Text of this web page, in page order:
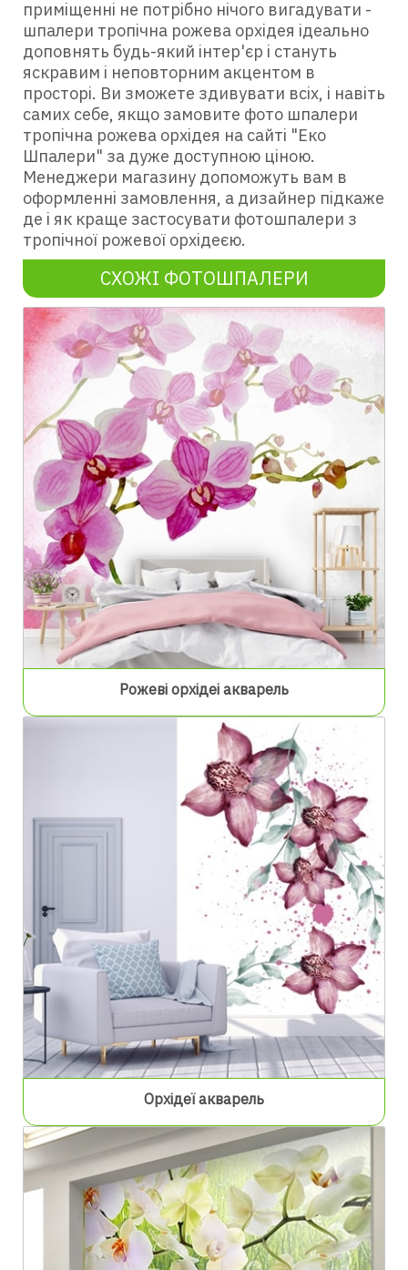
приміщенні не потрібно нічого вигадувати -
шпалери тропічна рожева орхідея ідеально
доповнять будь-який інтер'єр і стануть
яскравим і неповторним акцентом в
просторі. Ви зможете здивувати всіх, і навіть
самих себе, якщо замовите фото шпалери
тропічна рожева орхідея на сайті "Еко
Шпалери" за дуже доступною ціною.
Менеджери магазину допоможуть вам в
оформленні замовлення, а дизайнер підкаже
де і як краще застосувати фотошпалери з
тропічної рожевої орхідеєю.
СХОЖІ ФОТОШПАЛЕРИ
Рожеві орхідеі акварель
Орхідеї акварель